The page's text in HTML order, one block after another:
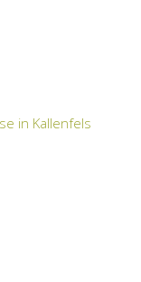
in Kallenfels